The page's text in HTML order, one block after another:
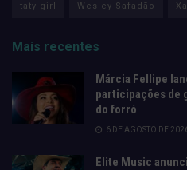
taty girl Wesley Safadão
Mais recentes
Márcia Fellipe
participações de
do forró
6 DE AGOSTO DE
Elite Music